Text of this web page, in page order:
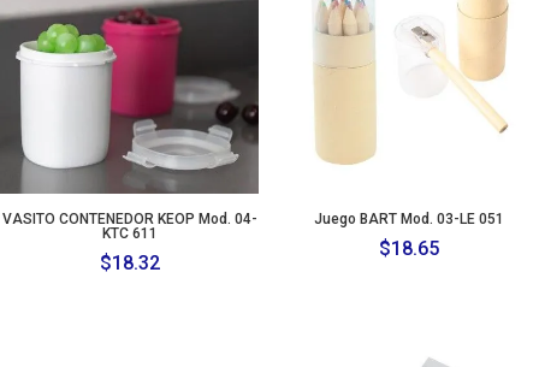
VASITO CONTENEDOR KEOP Mod. 04-
KTC 611
$18.32
Juego BART Mod. 03-LE 051
$18.65